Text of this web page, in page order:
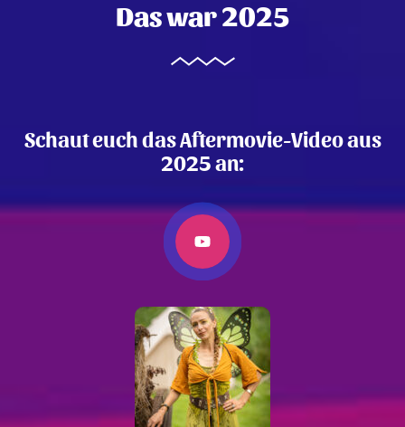
Das war 2025
Schaut euch das Aftermovie-Video aus
2025 an: